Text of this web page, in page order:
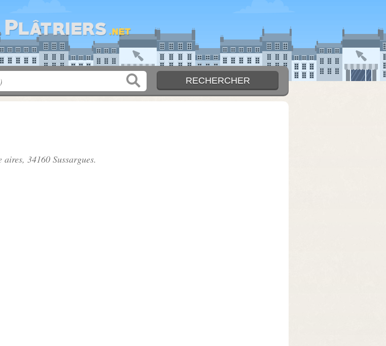
aires, 34160 Sussargues.